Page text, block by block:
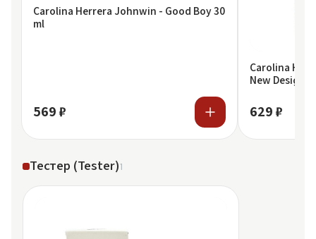
Carolina Herrera Johnwin - Good Boy 30
ml
569 ₽
Carolina
New Design
629 ₽
Тестер (Tester)1